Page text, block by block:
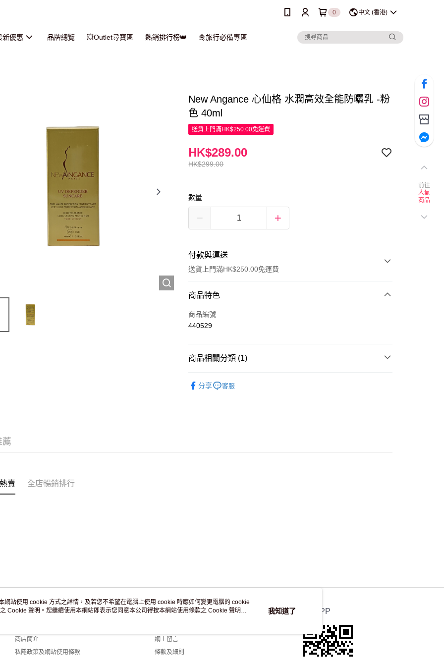
0 中文 (香港)
新優惠 品牌總覽 💥Outlet尋寶區 熱銷排行榜👑 🛅旅行必備專區
New Angance 心仙格 水潤高效全能防曬乳 -粉
色 40ml
送貨上門滿HK$250.00免運費
HK$299.00
HK$289.00
數量
付款與運送
送貨上門滿HK$250.00免運費
付款方式
信用卡
商品特色
商品編號
440529
商品相關分類 (1)
分享
客服
薦
賣 全店暢銷排行
關於我們
商店簡介
私隱政策及網站使用條款
客戶服務
網上留言
條款及細則
官方APP
前往
人氣
商品
網站使用 cookie 方式之詳情，及若您不希望在電腦上使用 cookie 時應如何變更電腦的 cookie
Cookie 聲明。您繼續使用本網站即表示您同意本公司得按本網站使用條款之 Cookie 聲明使
我知道了